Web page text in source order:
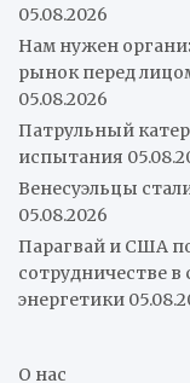
05.08.2026
Нам нужен
рынок перед
05.08.2026
Патрульный
испытания
Венесуэльцы
05.08.2026
Парагвай и США
сотрудничестве
энергетики
О нас